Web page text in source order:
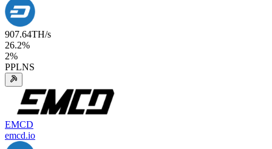
907.64TH/s
26.2%
2%
PPLNS
EMCD
emcd.io